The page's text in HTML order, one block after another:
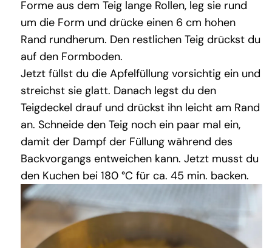
Forme aus dem Teig lange Rollen, leg sie rund
um die Form und drücke einen 6 cm hohen
Rand rundherum. Den restlichen Teig drückst du
auf den Formboden.
Jetzt füllst du die Apfelfüllung vorsichtig ein und
streichst sie glatt. Danach legst du den
Teigdeckel drauf und drückst ihn leicht am Rand
an. Schneide den Teig noch ein paar mal ein,
damit der Dampf der Füllung während des
Backvorgangs entweichen kann. Jetzt musst du
den Kuchen bei 180 °C für ca. 45 min. backen.